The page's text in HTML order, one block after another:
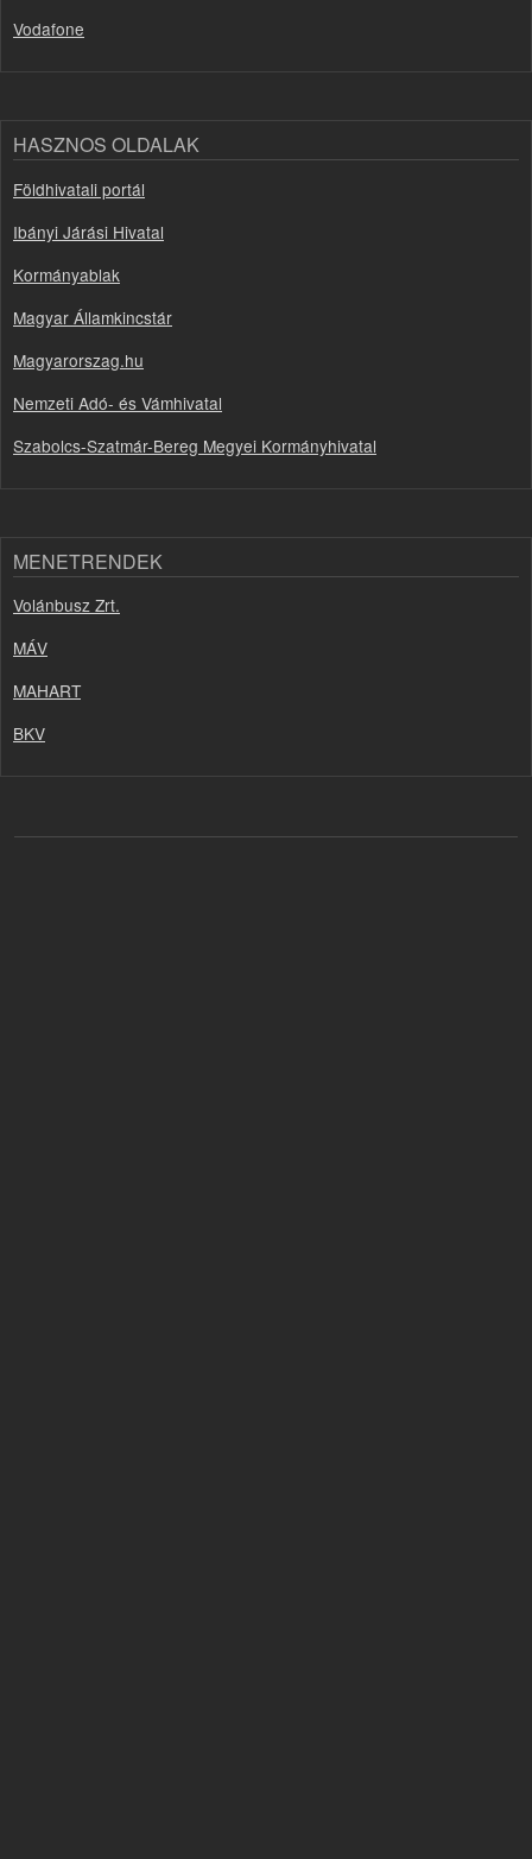
Vodafone
HASZNOS OLDALAK
Földhivatali portál
Ibányi Járási Hivatal
Kormányablak
Magyar Államkincstár
Magyarorszag.hu
Nemzeti Adó- és Vámhivatal
Szabolcs-Szatmár-Bereg Megyei Kormányhivatal
MENETRENDEK
Volánbusz Zrt.
MÁV
MAHART
BKV